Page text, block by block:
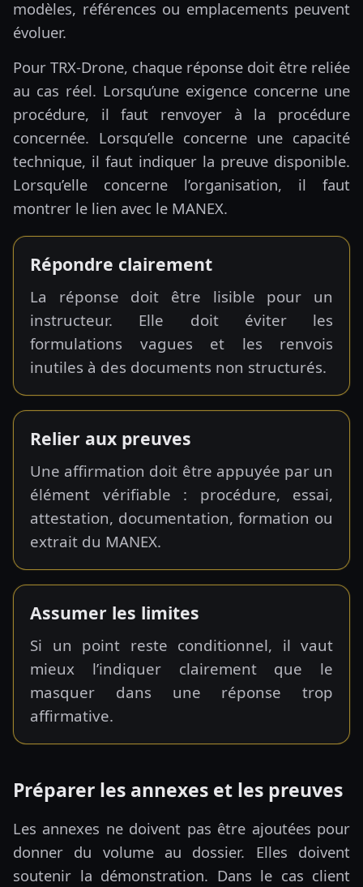
modèles, références ou emplacements peuvent
évoluer.
Pour TRX-Drone, chaque réponse doit être reliée
au cas réel. Lorsqu’une exigence concerne une
procédure, il faut renvoyer à la procédure
concernée. Lorsqu’elle concerne une capacité
technique, il faut indiquer la preuve disponible.
Lorsqu’elle concerne l’organisation, il faut
montrer le lien avec le MANEX.
Répondre clairement
La réponse doit être lisible pour un
instructeur. Elle doit éviter les
formulations vagues et les renvois
inutiles à des documents non structurés.
Relier aux preuves
Une affirmation doit être appuyée par un
élément vérifiable : procédure, essai,
attestation, documentation, formation ou
extrait du MANEX.
Assumer les limites
Si un point reste conditionnel, il vaut
mieux l’indiquer clairement que le
masquer dans une réponse trop
affirmative.
Préparer les annexes et les preuves
Les annexes ne doivent pas être ajoutées pour
donner du volume au dossier. Elles doivent
soutenir la démonstration. Dans le cas client